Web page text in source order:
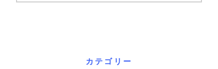
カテゴリー